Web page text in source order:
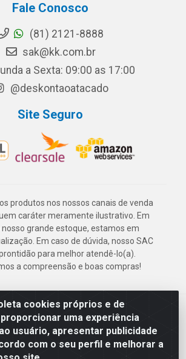
cookies próprios e de
uma experiência
usuário, apresentar publicidade
com o seu perfil e melhorar a
Fale Conosco
(81) 2121-8888
sak@kk.com.br
a Sexta: 09:00 as 17:00
@deskontaoatacado
Site Seguro
produtos nos nossos canais de venda
caráter meramente ilustrativo. Em
grande estoque, estamos em
Em caso de dúvida, nosso SAC
para melhor atendê-lo(a).
a compreensão e boas compras!
Av. Marechal Mascarenhas de Morais, 2471 -
- CEP 51.150-001 - CNPJ 24.150.377/0003-
57